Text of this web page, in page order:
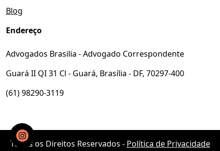
Blog
Endereço
Advogados Brasilia - Advogado Correspondente
Guará II QI 31 Cl - Guará, Brasília - DF, 70297-400
(61) 98290-3119
Todos os Direitos Reservados - Política de Privacidade